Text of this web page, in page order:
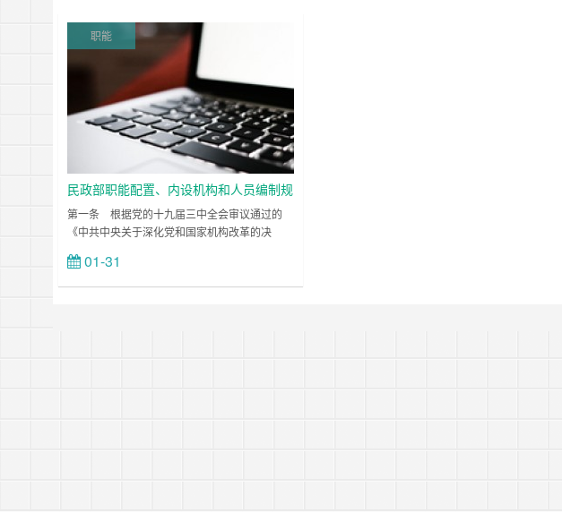
职能
民政部职能配置、内设机构和人员编制规
定
第一条 根据党的十九届三中全会审议通过的
《中共中央关于深化党和国家机构改革的决
届全国人民代表大会第一次会议批准的《国务院
机构改革方案》，制定本规定。 第二条 民政
01-31